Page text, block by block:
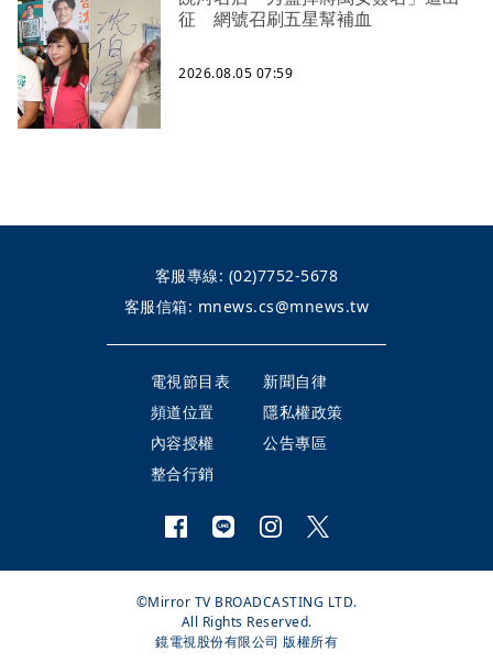
征 網號召刷五星幫補血
2026.08.05 07:59
客服專線: (02)7752-5678
客服信箱: mnews.cs@mnews.tw
電視節目表
新聞自律
頻道位置
隱私權政策
內容授權
公告專區
整合行銷
©Mirror TV BROADCASTING LTD.
All Rights Reserved.
鏡電視股份有限公司 版權所有